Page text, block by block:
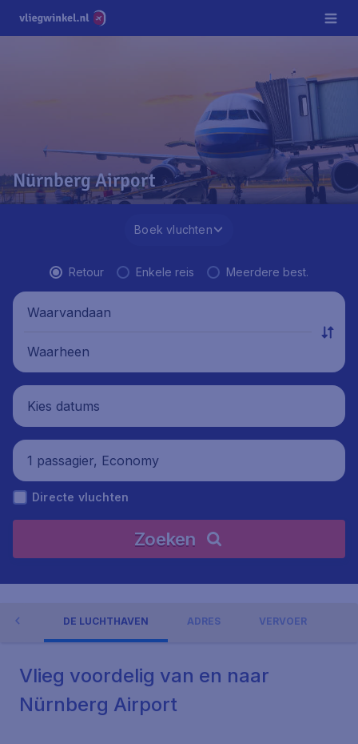
Nürnberg Airport
Boek vluchten
Retour Enkele reis Meerdere best.
Waarvandaan
Waarheen
Kies datums
1 passagier, Economy
Directe vluchten
Zoeken
DE LUCHTHAVEN ADRES VERVOER
Vlieg voordelig van en naar
Nürnberg Airport